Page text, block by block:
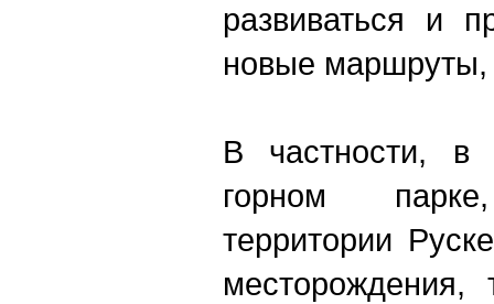
развиваться и
новые маршруты,
В частности, в
горном
территории
месторождения,